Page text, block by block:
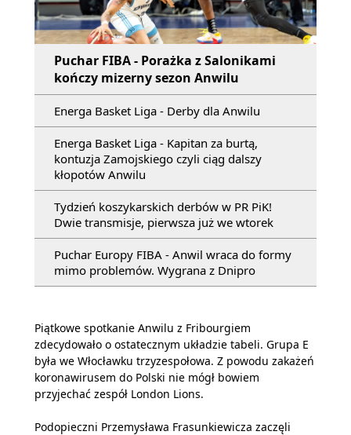
Puchar FIBA - Porażka z Salonikami
kończy mizerny sezon Anwilu
Energa Basket Liga - Derby dla Anwilu
Energa Basket Liga - Kapitan za burtą,
kontuzja Zamojskiego czyli ciąg dalszy
kłopotów Anwilu
Tydzień koszykarskich derbów w PR PiK!
Dwie transmisje, pierwsza już we wtorek
Puchar Europy FIBA - Anwil wraca do formy
mimo problemów. Wygrana z Dnipro
Piątkowe spotkanie Anwilu z Fribourgiem
zdecydowało o ostatecznym układzie tabeli. Grupa E
była we Włocławku trzyzespołowa. Z powodu zakażeń
koronawirusem do Polski nie mógł bowiem
przyjechać zespół London Lions.
Podopieczni Przemysława Frasunkiewicza zaczęli